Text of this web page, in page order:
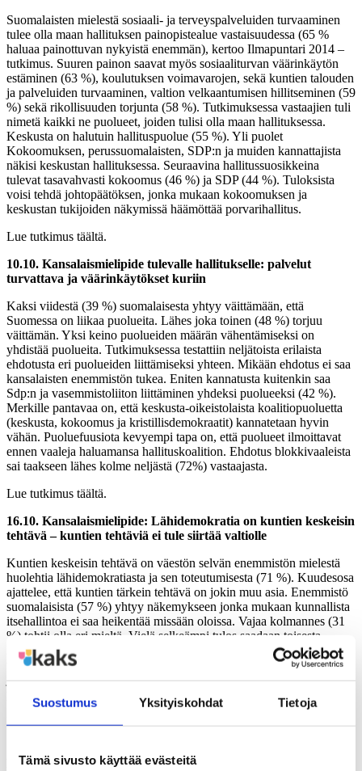
Suostumus Yksityiskohdat Tietoja
Tämä sivusto käyttää evästeitä
Suomalaisten mielestä sosiaali- ja terveyspalveluiden turvaaminen
tulee olla maan hallituksen painopistealue vastaisuudessa (65 %
haluaa painottuvan nykyistä enemmän), kertoo Ilmapuntari 2014 –
tutkimus. Suuren painon saavat myös sosiaaliturvan väärinkäytön
estäminen (63 %), koulutuksen voimavarojen, sekä kuntien talouden
ja palveluiden turvaaminen, valtion velkaantumisen hillitseminen (59
%) sekä rikollisuuden torjunta (58 %). Tutkimuksessa vastaajien tuli
nimetä kaikki ne puolueet, joiden tulisi olla maan hallituksessa.
Keskusta on halutuin hallituspuolue (55 %). Yli puolet
Kokoomuksen, perussuomalaisten, SDP:n ja muiden kannattajista
näkisi keskustan hallituksessa. Seuraavina hallitussuosikkeina
tulevat tasavahvasti kokoomus (46 %) ja SDP (44 %). Tuloksista
voisi tehdä johtopäätöksen, jonka mukaan kokoomuksen ja
keskustan tukijoiden näkymissä häämöttää porvarihallitus.
Lue tutkimus täältä.
10.10. Kansalaismielipide tulevalle hallitukselle: palvelut
turvattava ja väärinkäytökset kuriin
Kaksi viidestä (39 %) suomalaisesta yhtyy väittämään, että
Suomessa on liikaa puolueita. Lähes joka toinen (48 %) torjuu
väittämän. Yksi keino puolueiden määrän vähentämiseksi on
yhdistää puolueita. Tutkimuksessa testattiin neljätoista erilaista
ehdotusta eri puolueiden liittämiseksi yhteen. Mikään ehdotus ei saa
kansalaisten enemmistön tukea. Eniten kannatusta kuitenkin saa
Sdp:n ja vasemmistoliiton liittäminen yhdeksi puolueeksi (42 %).
Merkille pantavaa on, että keskusta-oikeistolaista koalitiopuoluetta
(keskusta, kokoomus ja kristillisdemokraatit) kannatetaan hyvin
vähän. Puoluefuusiota kevyempi tapa on, että puolueet ilmoittavat
ennen vaaleja haluamansa hallituskoalition. Ehdotus blokkivaaleista
sai taakseen lähes kolme neljästä (72%) vastaajasta.
Lue tutkimus täältä.
16.10. Kansalaismielipide: Lähidemokratia on kuntien keskeisin
tehtävä – kuntien tehtäviä ei tule siirtää valtiolle
Kuntien keskeisin tehtävä on väestön selvän enemmistön mielestä
huolehtia lähidemokratiasta ja sen toteutumisesta (71 %). Kuudesosa
ajattelee, että kuntien tärkein tehtävä on jokin muu asia. Enemmistö
suomalaisista (57 %) yhtyy näkemykseen jonka mukaan kunnallista
itsehallintoa ei saa heikentää missään oloissa. Vajaa kolmannes (31
%) tohtii olla eri mieltä. Vielä selkeämpi tulos saadaan toisesta,
käänteisesti muotoillusta, konkreettista toimintamallia tarjoavasta
väitteestä. Kolme neljästä (77 %) kuntalaisesta torjuu näkemyksen,
jonka mukaan suomalainen kuntajärjestelmä tulisi lakkauttaa ja
Lue tutkimus täältä.
kotihoidon tukea